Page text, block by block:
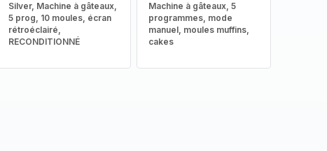
Silver, Machine à gâteaux,
5 prog, 10 moules, écran
rétroéclairé,
RECONDITIONNÉ
Machine à gâteaux, 5
programmes, mode
manuel, moules muffins,
cakes